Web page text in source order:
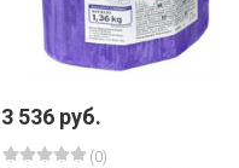
3 536 руб.
(0)